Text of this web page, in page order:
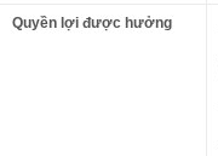
Quyền lợi được hưởng